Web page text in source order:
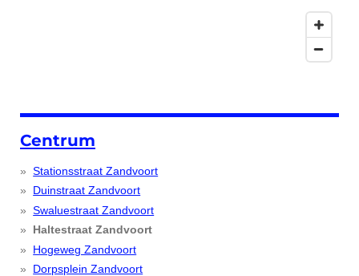
Centrum
Stationsstraat Zandvoort
Duinstraat Zandvoort
Swaluestraat Zandvoort
Haltestraat Zandvoort
Hogeweg Zandvoort
Dorpsplein Zandvoort